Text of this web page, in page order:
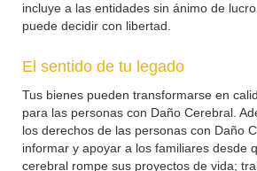
incluye a las entidades sin ánimo de
puede decidir con libertad.
El sentido de tu legado
Tus bienes pueden transformarse en
para las personas con Daño Cerebral.
los derechos de las personas con Daño
informar y apoyar a los familiares desde
cerebral rompe sus proyectos de vida;